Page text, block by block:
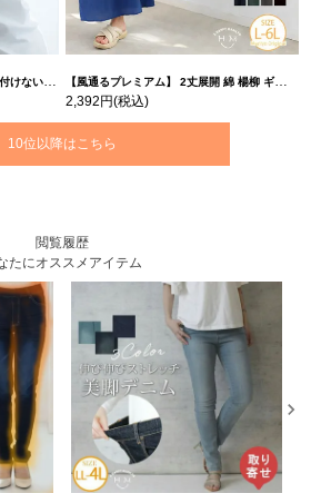
ハッピーマリリン 【風通るプレミアム】 2丈展開 綿 楊柳 ギャザー フレア スカンツ 【ウェストゴム】 | 大きいサイズの通販ならハッピーマリリン
2,392円(税込)
10位以降はこちら
閲覧履歴
たにオススメアイテム